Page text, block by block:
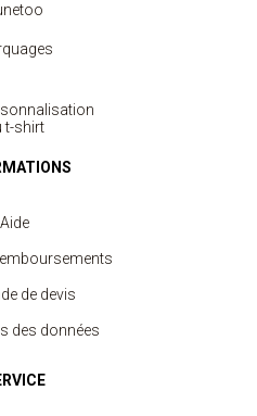
t-shirt
Aide
de devis
des données